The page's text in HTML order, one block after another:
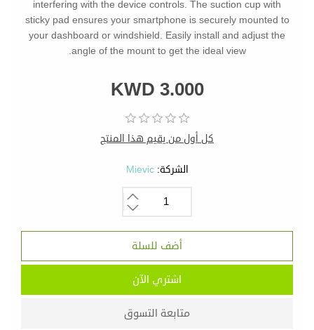
interfering with the device controls. The suction cup with
sticky pad ensures your smartphone is securely mounted to
your dashboard or windshield. Easily install and adjust the
angle of the mount to get the ideal view.
KWD 3.000
كل أول من يقيم هذا المنتج
الشركة: Mievic